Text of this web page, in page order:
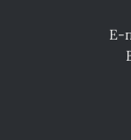
Е-